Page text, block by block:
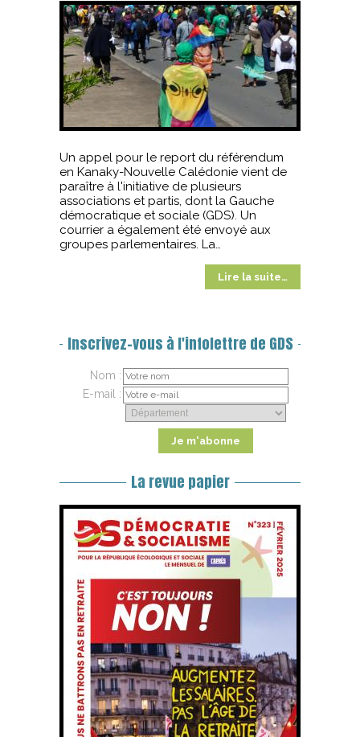
Un appel pour le report du référendum
en Kanaky-Nouvelle Calédonie vient de
paraître à l'initiative de plusieurs
associations et partis, dont la Gauche
démocratique et sociale (GDS). Un
courrier a également été envoyé aux
groupes parlementaires. La…
Lire la suite…
Inscrivez-vous à l'infolettre de GDS
Nom :
E-mail :
La revue papier